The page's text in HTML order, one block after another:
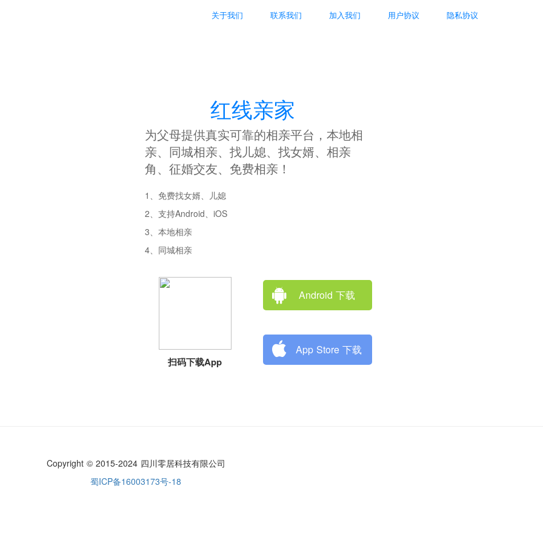
关于我们 联系我们 加入我们 用户协议 隐私协议
红线亲家
为父母提供真实可靠的相亲平台，本地相
亲、同城相亲、找儿媳、找女婿、相亲
角、征婚交友、免费相亲！
1、免费找女婿、儿媳
2、支持Android、iOS
3、本地相亲
4、同城相亲
扫码下载App
Android 下载
App Store 下载
Copyright © 2015-2024 四川零居科技有限公司
蜀ICP备16003173号-18